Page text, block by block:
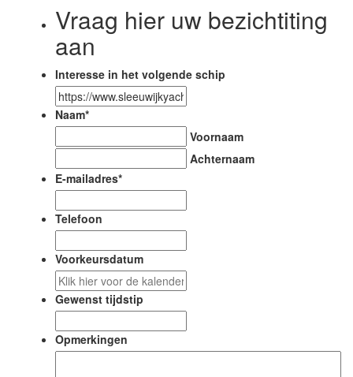
Vraag hier uw bezichtiting
aan
Interesse in het volgende schip
Naam*
Voornaam
Achternaam
E-mailadres*
Telefoon
Voorkeursdatum
slash
MM
Gewenst tijdstip
Opmerkingen